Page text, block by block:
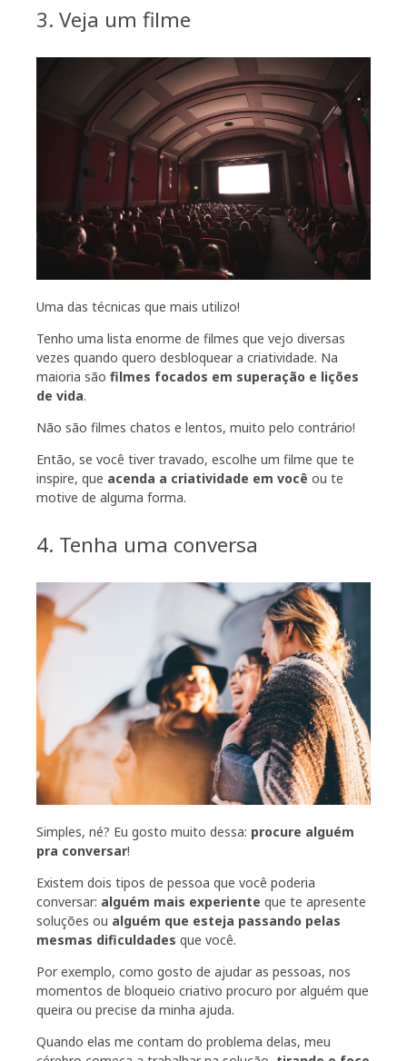
3. Veja um filme
Uma das técnicas que mais utilizo!
Tenho uma lista enorme de filmes que vejo diversas
vezes quando quero desbloquear a criatividade. Na
maioria são filmes focados em superação e lições
de vida.
Não são filmes chatos e lentos, muito pelo contrário!
Então, se você tiver travado, escolhe um filme que te
inspire, que acenda a criatividade em você ou te
motive de alguma forma.
4. Tenha uma conversa
Simples, né? Eu gosto muito dessa: procure alguém
pra conversar!
Existem dois tipos de pessoa que você poderia
conversar: alguém mais experiente que te apresente
soluções ou alguém que esteja passando pelas
mesmas dificuldades que você.
Por exemplo, como gosto de ajudar as pessoas, nos
momentos de bloqueio criativo procuro por alguém que
queira ou precise da minha ajuda.
Quando elas me contam do problema delas, meu